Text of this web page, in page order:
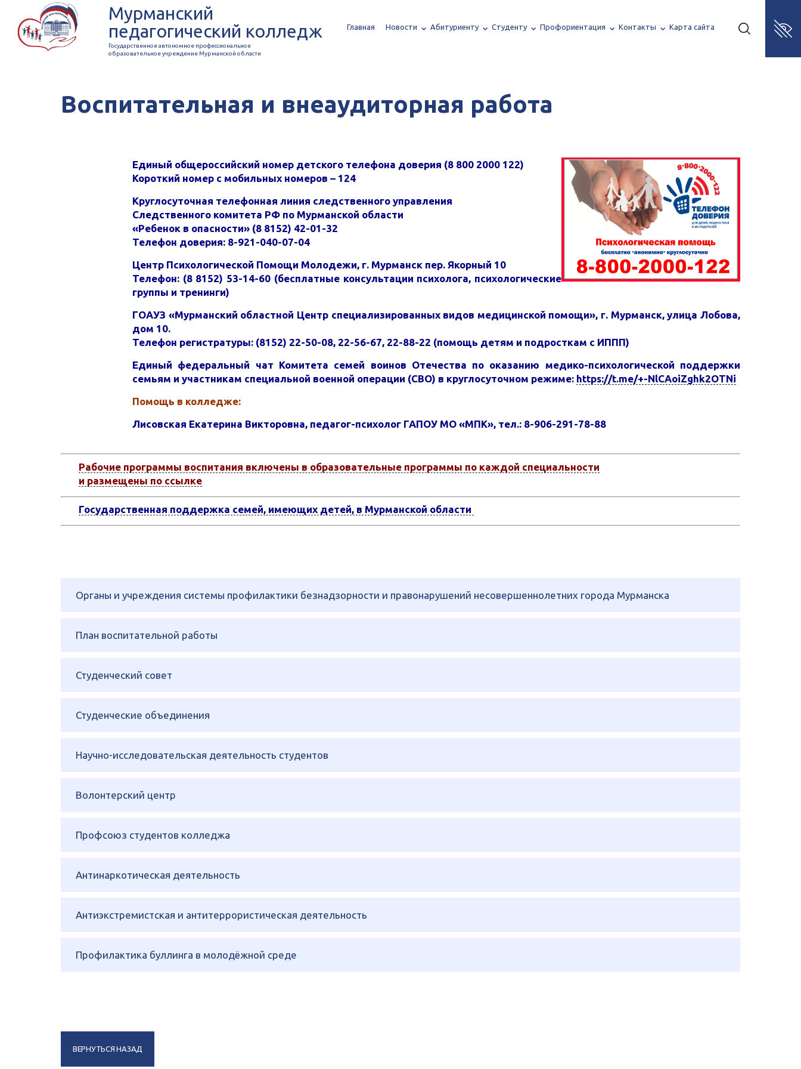
Мурманский
педагогический колледж
Государственное автономное профессиональное
образовательное учреждение Мурманской области
Главная Новости Абитуриенту Студенту Профориентация Контакты Карта сайта
Воспитательная и внеаудиторная работа
Единый общероссийский номер детского телефона доверия (8 800 2000 122)
Короткий номер с мобильных номеров – 124
Круглосуточная телефонная линия следственного управления
Следственного комитета РФ по Мурманской области
«Ребенок в опасности» (8 8152) 42-01-32
Телефон доверия: 8-921-040-07-04
Центр Психологической Помощи Молодежи, г. Мурманск пер. Якорный 10
Телефон: (8 8152) 53-14-60 (бесплатные консультации психолога, психологические
группы и тренинги)
ГОАУЗ «Мурманский областной Центр специализированных видов медицинской помощи», г. Мурманск, улица Лобова,
дом 10.
Телефон регистратуры: (8152) 22-50-08, 22-56-67, 22-88-22 (помощь детям и подросткам с ИППП)
Единый федеральный чат Комитета семей воинов Отечества по оказанию медико-психологической поддержки
семьям и участникам специальной военной операции (СВО) в круглосуточном режиме: https://t.me/+-NlCAoiZghk2OTNi
Помощь в колледже:
Лисовская Екатерина Викторовна, педагог-психолог ГАПОУ МО «МПК», тел.: 8-906-291-78-88
Рабочие программы воспитания включены в образовательные программы по каждой специальности
и размещены по ссылке
Государственная поддержка семей, имеющих детей, в Мурманской области
Органы и учреждения системы профилактики безнадзорности и правонарушений несовершеннолетних города Мурманска
План воспитательной работы
Студенческий совет
Студенческие объединения
Научно-исследовательская деятельность студентов
Волонтерский центр
Профсоюз студентов колледжа
Антинаркотическая деятельность
Антиэкстремистская и антитеррористическая деятельность
Профилактика буллинга в молодёжной среде
ВЕРНУТЬСЯ НАЗАД